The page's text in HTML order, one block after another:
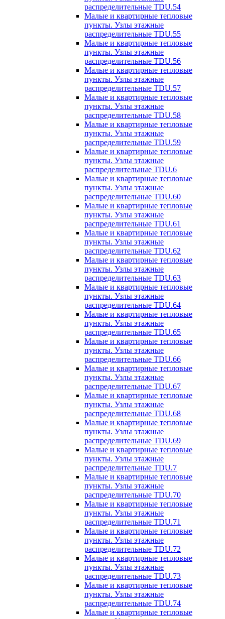
распределительные TDU.54
Малые и квартирные тепловые
пункты. Узлы этажные
распределительные TDU.55
Малые и квартирные тепловые
пункты. Узлы этажные
распределительные TDU.56
Малые и квартирные тепловые
пункты. Узлы этажные
распределительные TDU.57
Малые и квартирные тепловые
пункты. Узлы этажные
распределительные TDU.58
Малые и квартирные тепловые
пункты. Узлы этажные
распределительные TDU.59
Малые и квартирные тепловые
пункты. Узлы этажные
распределительные TDU.6
Малые и квартирные тепловые
пункты. Узлы этажные
распределительные TDU.60
Малые и квартирные тепловые
пункты. Узлы этажные
распределительные TDU.61
Малые и квартирные тепловые
пункты. Узлы этажные
распределительные TDU.62
Малые и квартирные тепловые
пункты. Узлы этажные
распределительные TDU.63
Малые и квартирные тепловые
пункты. Узлы этажные
распределительные TDU.64
Малые и квартирные тепловые
пункты. Узлы этажные
распределительные TDU.65
Малые и квартирные тепловые
пункты. Узлы этажные
распределительные TDU.66
Малые и квартирные тепловые
пункты. Узлы этажные
распределительные TDU.67
Малые и квартирные тепловые
пункты. Узлы этажные
распределительные TDU.68
Малые и квартирные тепловые
пункты. Узлы этажные
распределительные TDU.69
Малые и квартирные тепловые
пункты. Узлы этажные
распределительные TDU.7
Малые и квартирные тепловые
пункты. Узлы этажные
распределительные TDU.70
Малые и квартирные тепловые
пункты. Узлы этажные
распределительные TDU.71
Малые и квартирные тепловые
пункты. Узлы этажные
распределительные TDU.72
Малые и квартирные тепловые
пункты. Узлы этажные
распределительные TDU.73
Малые и квартирные тепловые
пункты. Узлы этажные
распределительные TDU.74
Малые и квартирные тепловые